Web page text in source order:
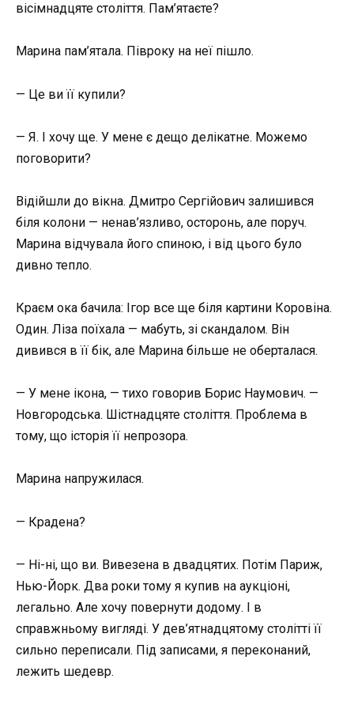
вісімнадцяте століття. Пам’ятаєте?
Марина пам’ятала. Півроку на неї пішло.
— Це ви її купили?
— Я. І хочу ще. У мене є дещо делікатне. Можемо
поговорити?
Відійшли до вікна. Дмитро Сергійович залишився
біля колони — ненав’язливо, осторонь, але поруч.
Марина відчувала його спиною, і від цього було
дивно тепло.
Краєм ока бачила: Ігор все ще біля картини Коровіна.
Один. Ліза поїхала — мабуть, зі скандалом. Він
дивився в її бік, але Марина більше не оберталася.
— У мене ікона, — тихо говорив Борис Наумович. —
Новгородська. Шістнадцяте століття. Проблема в
тому, що історія її непрозора.
Марина напружилася.
— Крадена?
— Ні-ні, що ви. Вивезена в двадцятих. Потім Париж,
Нью-Йорк. Два роки тому я купив на аукціоні,
легально. Але хочу повернути додому. І в
справжньому вигляді. У дев’ятнадцятому столітті її
сильно переписали. Під записами, я переконаний,
лежить шедевр.